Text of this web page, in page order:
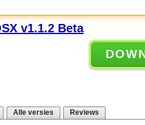
v1.1.2 Beta
Alle versies Reviews